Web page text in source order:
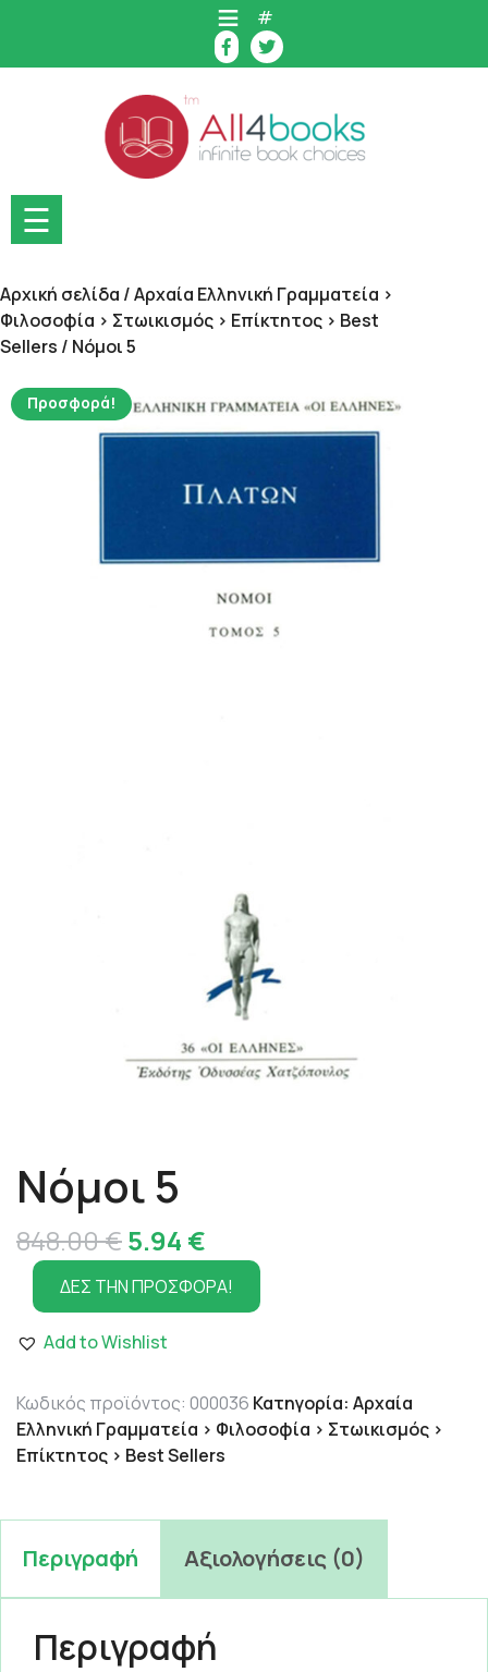
content
#
☰
Αρχική σελίδα /Αρχαία Ελληνική Γραμματεία >
Φιλοσοφία > Στωικισμός > Επίκτητος > Best
Sellers / Νόμοι 5
Προσφορά!
Νόμοι 5
848.00€Original
price
was:
848.00 €.
5.94 €
τρέχουσα
τιμή
5.94 €.
ΔΕΣ ΤΗΝ ΠΡΟΣΦΟΡΑ!
Add to Wishlist
Κωδικός προϊόντος: 000036 Κατηγορία: Αρχαία
Ελληνική Γραμματεία > Φιλοσοφία > Στωικισμός >
Επίκτητος > Best Sellers
Περιγραφή Αξιολογήσεις (0)
Περιγραφή